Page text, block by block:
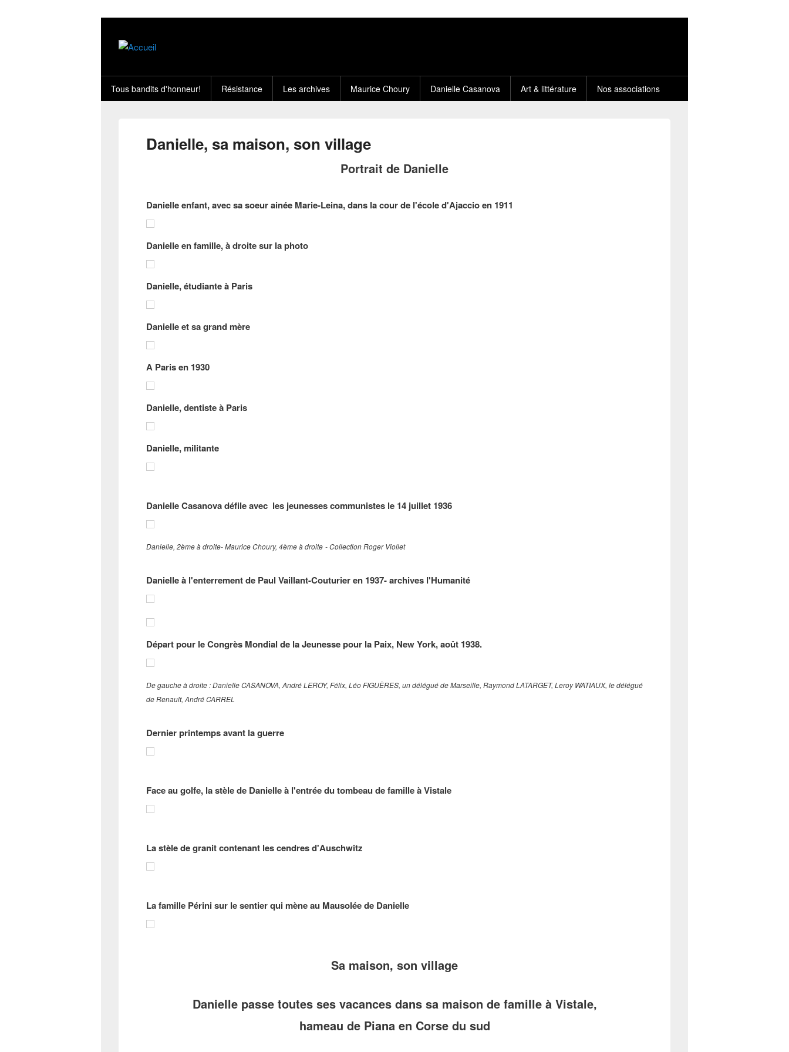
Tous bandits d'honneur! Résistance Les archives Maurice Choury Danielle Casanova Art & littérature Nos associations
Danielle, sa maison, son village
Portrait de Danielle
Danielle enfant, avec sa soeur ainée Marie-Leina, dans la cour de l'école d'Ajaccio en 1911
Danielle en famille, à droite sur la photo
Danielle, étudiante à Paris
Danielle et sa grand mère
A Paris en 1930
Danielle, dentiste à Paris
Danielle, militante
Danielle Casanova défile avec les jeunesses communistes le 14 juillet 1936
Danielle, 2ème à droite- Maurice Choury, 4ème à droite - Collection Roger Viollet
Danielle à l'enterrement de Paul Vaillant-Couturier en 1937- archives l'Humanité
Départ pour le Congrès Mondial de la Jeunesse pour la Paix, New York, août 1938.
De gauche à droite : Danielle CASANOVA, André LEROY, Félix, Léo FIGUÈRES, un délégué de Marseille, Raymond LATARGET, Leroy WATIAUX, le délégué
de Renault, André CARREL
Dernier printemps avant la guerre
Face au golfe, la stèle de Danielle à l'entrée du tombeau de famille à Vistale
La stèle de granit contenant les cendres d'Auschwitz
La famille Périni sur le sentier qui mène au Mausolée de Danielle
Sa maison, son village
Danielle passe toutes ses vacances dans sa maison de famille à Vistale,
hameau de Piana en Corse du sud